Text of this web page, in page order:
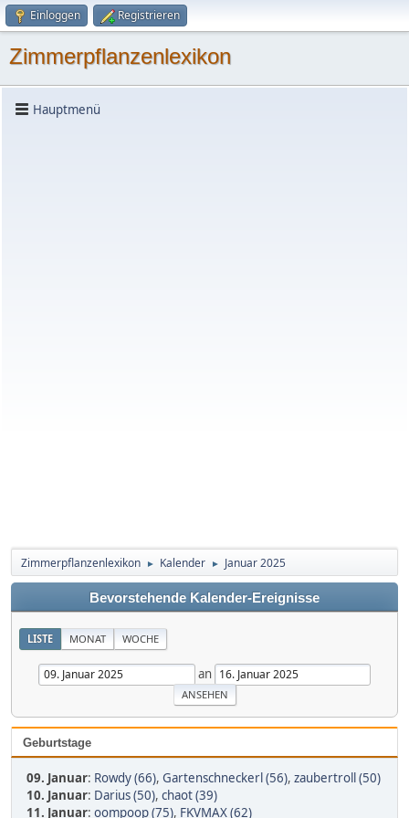
Einloggen Registrieren
Zimmerpflanzenlexikon
Hauptmenü
Zimmerpflanzenlexikon ► Kalender ► Januar 2025
Bevorstehende Kalender-Ereignisse
LISTE MONAT WOCHE
an
Geburtstage
09. Januar: Rowdy (66), Gartenschneckerl (56), zaubertroll (50)
10. Januar: Darius (50), chaot (39)
11. Januar: oompoop (75), FKVMAX (62)